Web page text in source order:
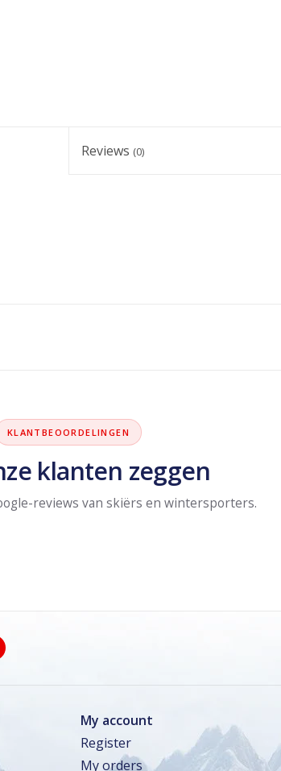
Reviews (0)
KLANTBEOORDELINGEN
klanten zeggen
reviews van skiërs en wintersporters.
My account
Register
My orders